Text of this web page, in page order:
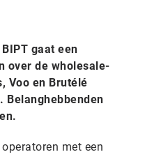
gaat een
over de wholesale-
Voo en Brutélé
Belanghebbenden
met een